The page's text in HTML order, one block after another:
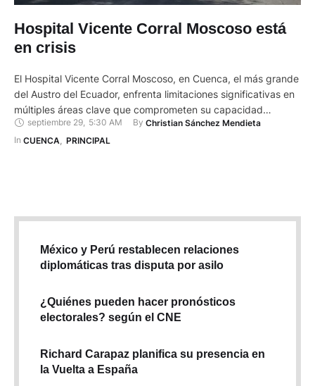
Hospital Vicente Corral Moscoso está
en crisis
El Hospital Vicente Corral Moscoso, en Cuenca, el más grande
del Austro del Ecuador, enfrenta limitaciones significativas en
múltiples áreas clave que comprometen su capacidad
operativa. Según un informe de esta casa de salud, requiere
con urgencia 8,8 millones de dólares para garantizar su
septiembre 29, 5:30 AM By Christian Sánchez Mendieta
In CUENCA PRINCIPAL
México y Perú restablecen relaciones
diplomáticas tras disputa por asilo
¿Quiénes pueden hacer pronósticos
electorales? según el CNE
Richard Carapaz planifica su presencia en
la Vuelta a España